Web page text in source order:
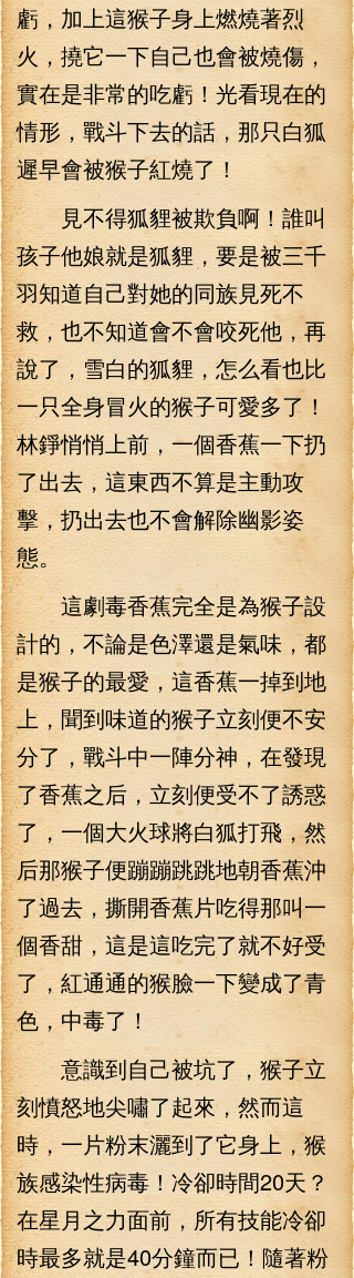
虧，加上這猴子身上燃燒著烈
火，撓它一下自己也會被燒傷，
實在是非常的吃虧！光看現在的
情形，戰斗下去的話，那只白狐
遲早會被猴子紅燒了！
見不得狐貍被欺負啊！誰叫
孩子他娘就是狐貍，要是被三千
羽知道自己對她的同族見死不
救，也不知道會不會咬死他，再
說了，雪白的狐貍，怎么看也比
一只全身冒火的猴子可愛多了！
林錚悄悄上前，一個香蕉一下扔
了出去，這東西不算是主動攻
擊，扔出去也不會解除幽影姿
態。
這劇毒香蕉完全是為猴子設
計的，不論是色澤還是氣味，都
是猴子的最愛，這香蕉一掉到地
上，聞到味道的猴子立刻便不安
分了，戰斗中一陣分神，在發現
了香蕉之后，立刻便受不了誘惑
了，一個大火球將白狐打飛，然
后那猴子便蹦蹦跳跳地朝香蕉沖
了過去，撕開香蕉片吃得那叫一
個香甜，這是這吃完了就不好受
了，紅通通的猴臉一下變成了青
色，中毒了！
意識到自己被坑了，猴子立
刻憤怒地尖嘯了起來，然而這
時，一片粉末灑到了它身上，猴
族感染性病毒！冷卻時間20天？
在星月之力面前，所有技能冷卻
時最多就是40分鐘而已！隨著粉